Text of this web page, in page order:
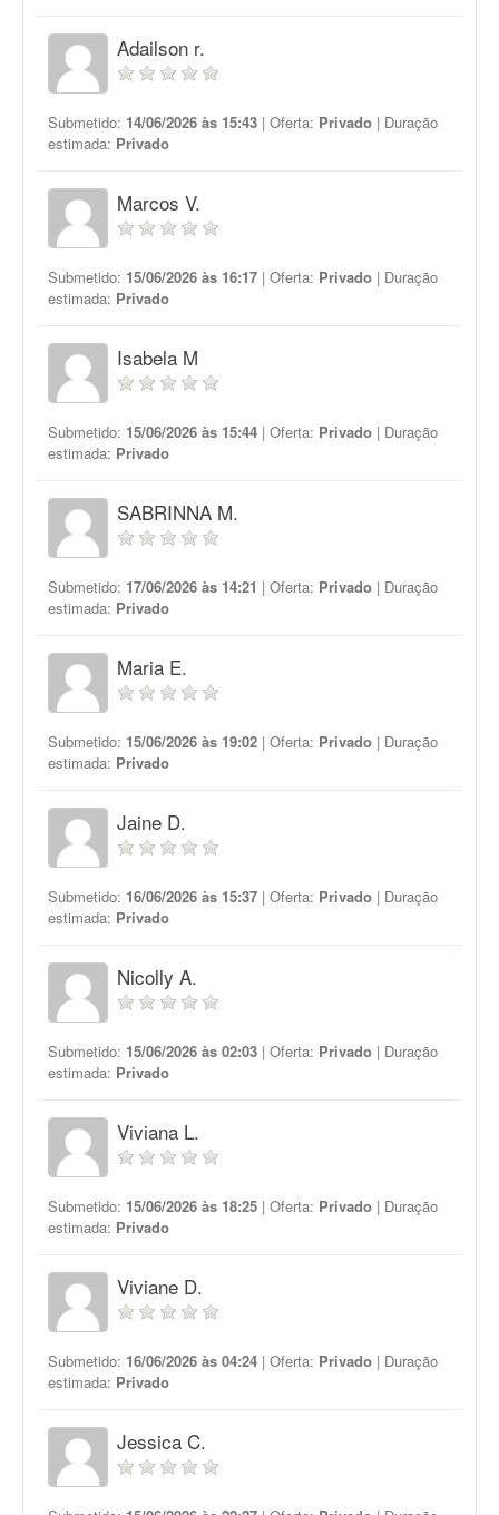
Adailson r.
Submetido: 14/06/2026 às 15:43 | Oferta: Privado | Duração
estimada: Privado
Marcos V.
Submetido: 15/06/2026 às 16:17 | Oferta: Privado | Duração
estimada: Privado
Isabela M
Submetido: 15/06/2026 às 15:44 | Oferta: Privado | Duração
estimada: Privado
SABRINNA M.
Submetido: 17/06/2026 às 14:21 | Oferta: Privado | Duração
estimada: Privado
Maria E.
Submetido: 15/06/2026 às 19:02 | Oferta: Privado | Duração
estimada: Privado
Jaine D.
Submetido: 16/06/2026 às 15:37 | Oferta: Privado | Duração
estimada: Privado
Nicolly A.
Submetido: 15/06/2026 às 02:03 | Oferta: Privado | Duração
estimada: Privado
Viviana L.
Submetido: 15/06/2026 às 18:25 | Oferta: Privado | Duração
estimada: Privado
Viviane D.
Submetido: 16/06/2026 às 04:24 | Oferta: Privado | Duração
estimada: Privado
Jessica C.